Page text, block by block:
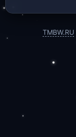
TMBW.RU